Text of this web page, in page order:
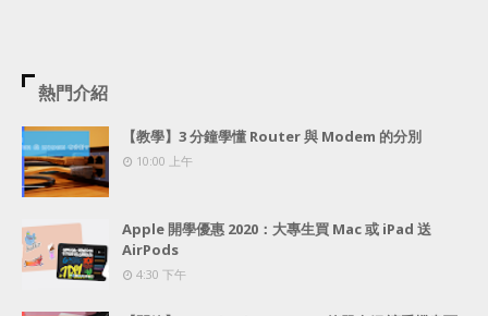
熱門介紹
【教學】3 分鐘學懂 Router 與 Modem 的分別
10:00 上午
Apple 開學優惠 2020：大專生買 Mac 或 iPad 送
AirPods
4:30 下午